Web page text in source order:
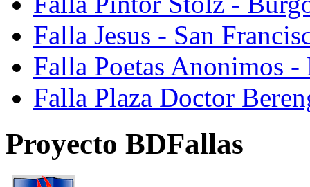
Falla Jesus - San
Falla Poetas Anonimos
Falla Plaza Doctor
Proyecto BDFallas